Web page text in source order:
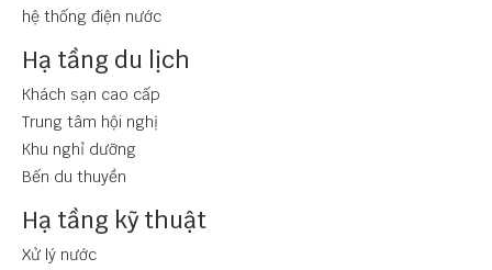
hệ thống điện nước
Hạ tầng du lịch
Khách sạn cao cấp
Trung tâm hội nghị
Khu nghỉ dưỡng
Bến du thuyền
Hạ tầng kỹ thuật
Xử lý nước